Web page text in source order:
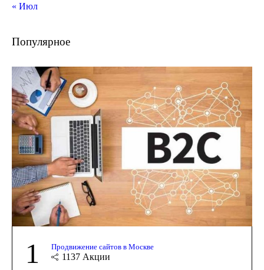
« Июл
Популярное
1 Продвижение сайтов в Москве
1137 Акции